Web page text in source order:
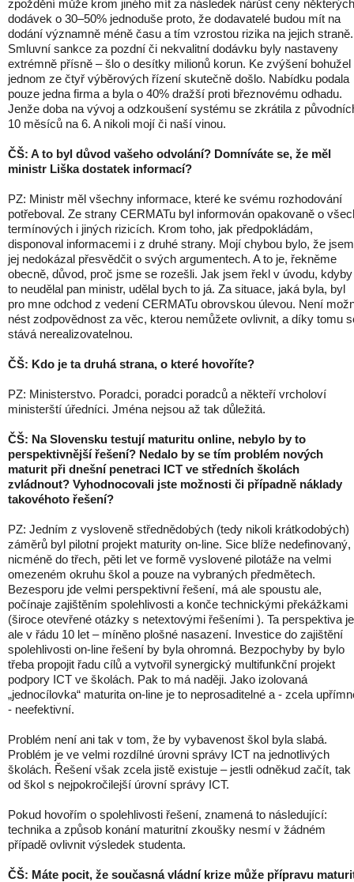
zpoždění může krom jiného mít za následek nárůst ceny některých
dodávek o 30–50% jednoduše proto, že dodavatelé budou mít na
dodání významně méně času a tím vzrostou rizika na jejich straně.
Smluvní sankce za pozdní či nekvalitní dodávku byly nastaveny
extrémně přísně – šlo o desítky milionů korun. Ke zvýšení bohužel
jednom ze čtyř výběrových řízení skutečně došlo. Nabídku podala
pouze jedna firma a byla o 40% dražší proti březnovému odhadu.
Jenže doba na vývoj a odzkoušení systému se zkrátila z
10 měsíců na 6. A nikoli mojí či naší vinou.
ČŠ: A to byl důvod vašeho odvolání? Domníváte se, že měl
ministr Liška dostatek informací?
PZ: Ministr měl všechny informace, které ke svému rozhodování
potřeboval. Ze strany CERMATu byl informován opakovaně o
termínových i jiných rizicích. Krom toho, jak předpokládám,
disponoval informacemi i z druhé strany. Mojí chybou bylo, že jsem
jej nedokázal přesvědčit o svých argumentech. A to je, řekněme
obecně, důvod, proč jsme se rozešli. Jak jsem řekl v úvodu, kdyby
to neudělal pan ministr, udělal bych to já. Za situace, jaká byla, byl
pro mne odchod z vedení CERMATu obrovskou úlevou. Není
nést zodpovědnost za věc, kterou nemůžete ovlivnit, a díky tomu
stává nerealizovatelnou.
ČŠ: Kdo je ta druhá strana, o které hovoříte?
PZ: Ministerstvo. Poradci, poradci poradců a někteří vrcholoví
ministerští úředníci. Jména nejsou až tak důležitá.
ČŠ: Na Slovensku testují maturitu online, nebylo by to
perspektivnější řešení? Nedalo by se tím problém nových
maturit při dnešní penetraci ICT ve středních školách
zvládnout? Vyhodnocovali jste možnosti či případně náklady
takovéhoto řešení?
PZ: Jedním z vysloveně střednědobých (tedy nikoli krátkodobých)
záměrů byl pilotní projekt maturity on-line. Sice blíže nedefinovaný,
nicméně do třech, pěti let ve formě vyslovené pilotáže na velmi
omezeném okruhu škol a pouze na vybraných předmětech.
Bezesporu jde velmi perspektivní řešení, má ale spoustu ale,
počínaje zajištěním spolehlivosti a konče technickými překážkami
(široce otevřené otázky s netextovými řešeními ). Ta perspektiva je
ale v řádu 10 let – míněno plošné nasazení. Investice do zajištění
spolehlivosti on-line řešení by byla ohromná. Bezpochyby by bylo
třeba propojit řadu cílů a vytvořil synergický multifunkční projekt
podpory ICT ve školách. Pak to má naději. Jako izolovaná
„jednocílovka“ maturita on-line je to neprosaditelné a - zcela
- neefektivní.
Problém není ani tak v tom, že by vybavenost škol byla slabá.
Problém je ve velmi rozdílné úrovni správy ICT na jednotlivých
školách. Řešení však zcela jistě existuje – jestli odněkud začít, tak
od škol s nejpokročilejší úrovní správy ICT.
Pokud hovořím o spolehlivosti řešení, znamená to následující:
technika a způsob konání maturitní zkoušky nesmí v žádném
případě ovlivnit výsledek studenta.
ČŠ: Máte pocit, že současná vládní krize může přípravu